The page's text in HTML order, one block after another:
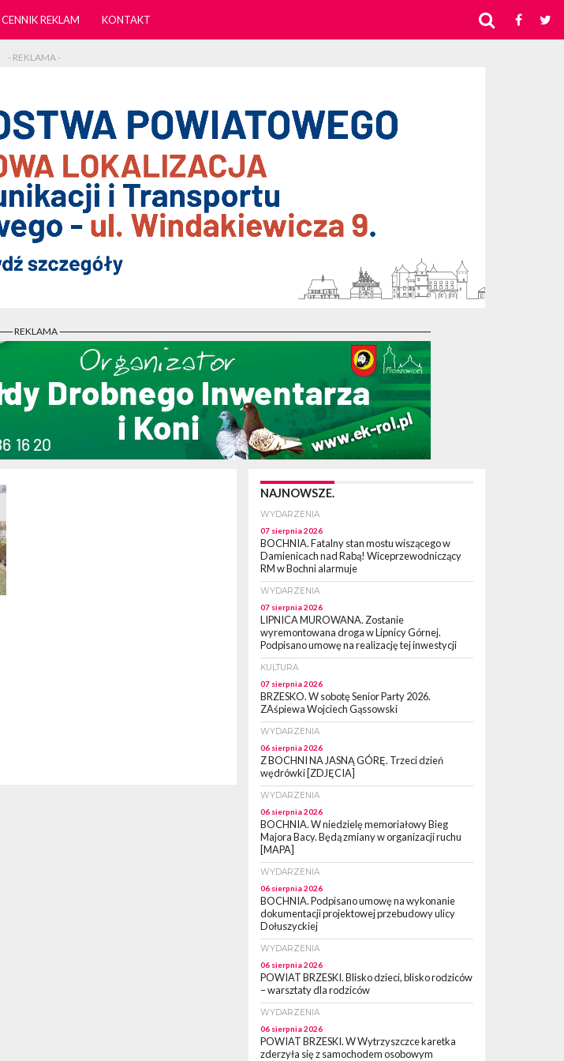
CENNIK REKLAM KONTAKT
- REKLAMA -
- REKLAMA -
NAJNOWSZE.
WYDARZENIA
07 sierpnia 2026
BOCHNIA. Fatalny stan mostu wiszącego w
Damienicach nad Rabą! Wiceprzewodniczący
RM w Bochni alarmuje
WYDARZENIA
07 sierpnia 2026
LIPNICA MUROWANA. Zostanie
wyremontowana droga w Lipnicy Górnej.
Podpisano umowę na realizację tej inwestycji
KULTURA
07 sierpnia 2026
BRZESKO. W sobotę Senior Party 2026.
ZAśpiewa Wojciech Gąssowski
WYDARZENIA
06 sierpnia 2026
Z BOCHNI NA JASNĄ GÓRĘ. Trzeci dzień
wędrówki [ZDJĘCIA]
WYDARZENIA
06 sierpnia 2026
BOCHNIA. W niedzielę memoriałowy Bieg
Majora Bacy. Będą zmiany w organizacji ruchu
[MAPA]
WYDARZENIA
06 sierpnia 2026
BOCHNIA. Podpisano umowę na wykonanie
dokumentacji projektowej przebudowy ulicy
Dołuszyckiej
WYDARZENIA
06 sierpnia 2026
POWIAT BRZESKI. Blisko dzieci, blisko rodziców
– warsztaty dla rodziców
WYDARZENIA
06 sierpnia 2026
POWIAT BRZESKI. W Wytrzyszczce karetka
zderzyła się z samochodem osobowym